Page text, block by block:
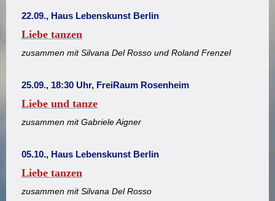
22.09., Haus Lebenskunst Berlin
Liebe tanzen
zusammen mit Silvana Del Rosso und Roland Frenzel
25.09., 18:30 Uhr, FreiRaum Rosenheim
Liebe und tanze
zusammen mit Gabriele Aigner
05.10., Haus Lebenskunst Berlin
Liebe tanzen
zusammen mit Silvana Del Rosso